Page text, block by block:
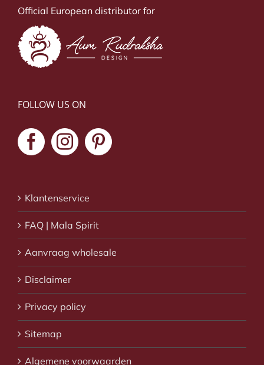
Official European distributor for
FOLLOW US ON
Klantenservice
FAQ | Mala Spirit
Aanvraag wholesale
Disclaimer
Privacy policy
Sitemap
Algemene voorwaarden